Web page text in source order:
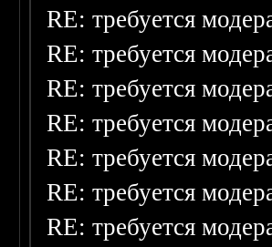
RE: требуется
RE: требуется
RE: требуется
RE: требуется
RE: требуется
RE: требуется
RE: требуется